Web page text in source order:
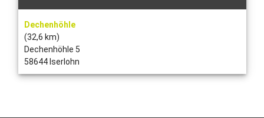
Dechenhöhle
(32,6 km)
Dechenhöhle 5
58644 Iserlohn